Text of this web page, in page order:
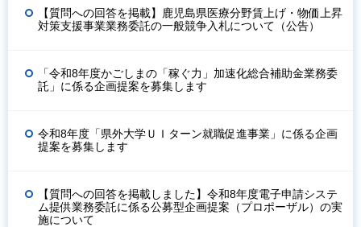
【質問への回答を掲載】鹿児島県医療分野賃上げ・物価上昇
対策支援事業業務委託の一般競争入札について（公告）
「令和8年度かごしまの「稼ぐ力」加速化総合補助金業務委
託」に係る企画提案を募集します
令和8年度「県外大学ＵＩターン就職促進事業」に係る企画
提案を募集します
【質問への回答を掲載しました】令和8年度電子申請システ
ム提供業務委託に係る公募型企画提案（プロポーザル）の実
施について